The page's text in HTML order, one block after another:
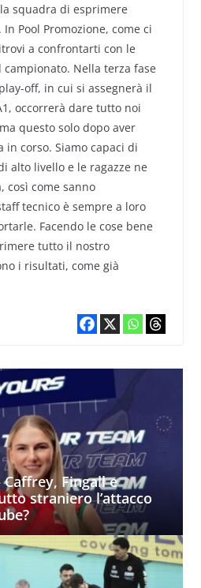
squadra di esprimere
Pool Promozione, come ci
a confrontarti con le
Nella terza fase
off, in cui si assegnerà il
occorrerà dare tutto noi
questo solo dopo aver
corso. Siamo capaci di
alto livello e le ragazze ne
così come sanno
tecnico è sempre a loro
Facendo le cose bene
tutto il nostro
i risultati, come già
Fingall e
straniero l’attacco